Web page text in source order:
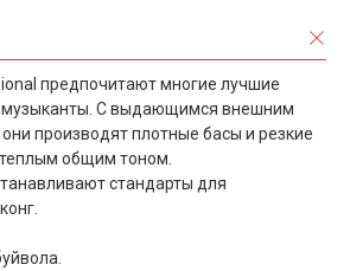
предпочитают многие лучшие
С выдающимся внешним
производят плотные басы и резкие
общим тоном.
стандарты для